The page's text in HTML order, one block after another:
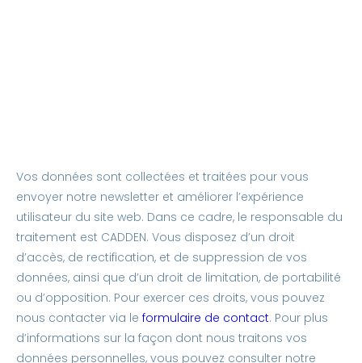
Vos données sont collectées et traitées pour vous
envoyer notre newsletter et améliorer l’expérience
utilisateur du site web. Dans ce cadre, le responsable du
traitement est CADDEN. Vous disposez d’un droit
d’accès, de rectification, et de suppression de vos
données, ainsi que d’un droit de limitation, de portabilité
ou d’opposition. Pour exercer ces droits, vous pouvez
nous contacter via le formulaire de contact. Pour plus
d’informations sur la façon dont nous traitons vos
données personnelles, vous pouvez consulter notre